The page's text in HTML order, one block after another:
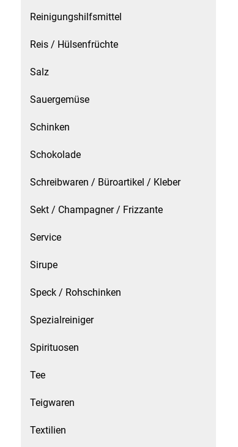
POS Material Trinkwerk
Profisortiment
Reinigungshilfsmittel
Schinken
Schokolade
Schreibwaren / Büroartikel / Kleber
Sekt / Champagner / Frizzante
Service
Reinigungshilfsmittel
Reis / Hülsenfrüchte
Salz
Sauergemüse
Schinken
Schokolade
Schreibwaren / Büroartikel / Kleber
Sekt / Champagner / Frizzante
Service
Sirupe
Speck / Rohschinken
Spezialreiniger
Spirituosen
Tee
Teigwaren
Textilien